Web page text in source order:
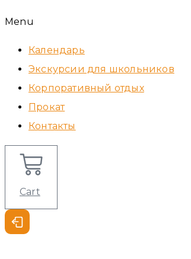
Menu
Календарь
Экскурсии для школьников
Корпоративный отдых
Прокат
Контакты
Cart